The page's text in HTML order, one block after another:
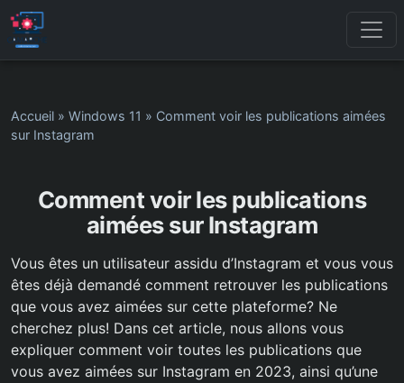
Accueil » Windows 11 » Comment voir les publications aimées
sur Instagram
Comment voir les publications
aimées sur Instagram
Vous êtes un utilisateur assidu d’Instagram et vous vous
êtes déjà demandé comment retrouver les publications
que vous avez aimées sur cette plateforme? Ne
cherchez plus! Dans cet article, nous allons vous
expliquer comment voir toutes les publications que
vous avez aimées sur Instagram en 2023, ainsi qu’une